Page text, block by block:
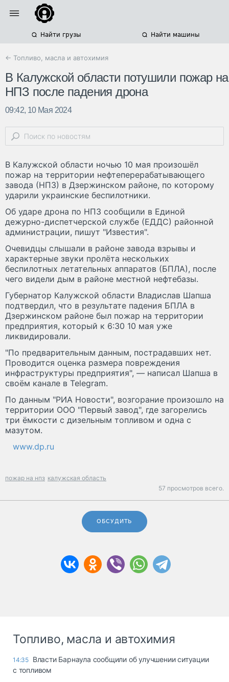
Найти грузы Найти машины
← Топливо, масла и автохимия
В Калужской области потушили пожар на
НПЗ после падения дрона
09:42, 10 Мая 2024
В Калужской области ночью 10 мая произошёл
пожар на территории нефтеперерабатывающего
завода (НПЗ) в Дзержинском районе, по которому
ударили украинские беспилотники.
Об ударе дрона по НПЗ сообщили в Единой
дежурно-диспетчерской службе (ЕДДС) районной
администрации, пишут "Известия".
Очевидцы слышали в районе завода взрывы и
характерные звуки пролëта нескольких
беспилотных летательных аппаратов (БПЛА), после
чего видели дым в районе местной нефтебазы.
Губернатор Калужской области Владислав Шапша
подтвердил, что в результате падения БПЛА в
Дзержинском районе был пожар на территории
предприятия, который к 6:30 10 мая уже
ликвидировали.
"По предварительным данным, пострадавших нет.
Проводится оценка размера повреждения
инфраструктуры предприятия", — написал Шапша в
своём канале в Telegram.
По данным "РИА Новости", возгорание произошло на
территории ООО "Первый завод", где загорелись
три ёмкости с дизельным топливом и одна с
мазутом.
www.dp.ru
пожар на нпз калужская область
57 просмотров всего.
ОБСУДИТЬ
Топливо, масла и автохимия
14:35 Власти Барнаула сообщили об улучшении ситуации
с топливом